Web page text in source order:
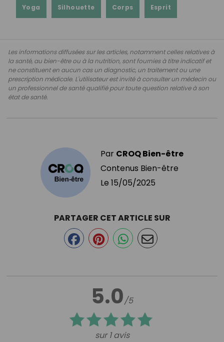
Yoga Silhouette Corps Esprit
Les informations diffusées sur les articles, notamment celles relatives à
la santé, au bien-être ou à la nutrition, sont fournies à titre indicatif et
ne constituent en aucun cas un diagnostic, un traitement ou une
prescription médicale. L'utilisateur est invité à consulter un médecin ou
un professionnel de santé qualifié pour toute question relative à son
état de santé.
Par CROQ Bien-être
Contenus Bien-être
Le 15/05/2025
5.0/5
sur 1 avis
PARTAGER CET ARTICLE SUR